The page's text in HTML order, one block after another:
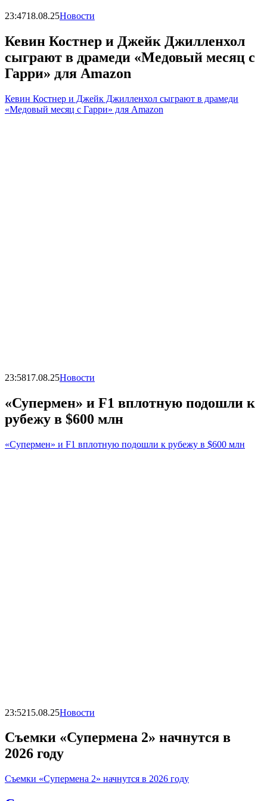
23:4718.08.25Новости
Кевин Костнер и Джейк Джилленхол
сыграют в драмеди «Медовый месяц с
Гарри» для Amazon
Кевин Костнер и Джейк Джилленхол сыграют в драмеди
«Медовый месяц с Гарри» для Amazon
23:5817.08.25Новости
«Супермен» и F1 вплотную подошли к
рубежу в $600 млн
«Супермен» и F1 вплотную подошли к рубежу в $600 млн
23:5215.08.25Новости
Съемки «Супермена 2» начнутся в
2026 году
Съемки «Супермена 2» начнутся в 2026 году